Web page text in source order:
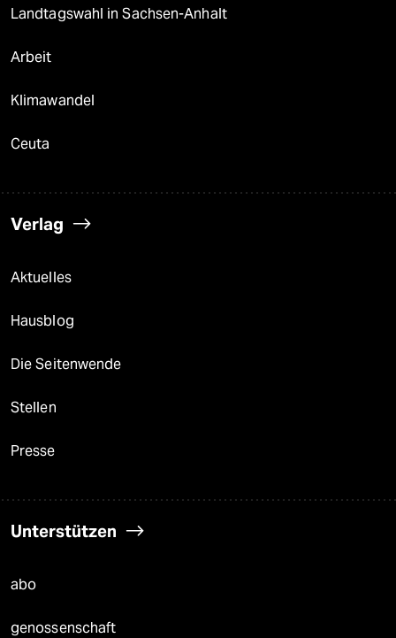
Landtagswahl in Sachsen-Anhalt
Arbeit
Klimawandel
Ceuta
Verlag
Aktuelles
Hausblog
Die Seitenwende
Stellen
Presse
Unterstützen
abo
genossenschaft